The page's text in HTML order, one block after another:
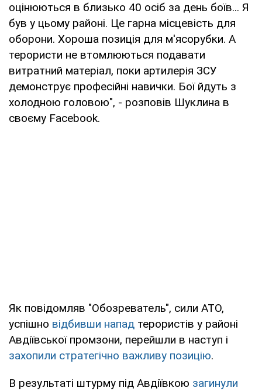
оцінюються в близько 40 осіб за день боїв... Я
був у цьому районі. Це гарна місцевість для
оборони. Хороша позиція для м'ясорубки. А
терористи не втомлюються подавати
витратний матеріал, поки артилерія ЗСУ
демонструє професійні навички. Бої йдуть з
холодною головою", - розповів Шуклина в
своєму Facebook.
Як повідомляв "Обозреватель", сили АТО,
успішно відбивши напад терористів у районі
Авдіївської промзони, перейшли в наступ і
захопили стратегічно важливу позицію.
В результаті штурму під Авдіївкою загинули